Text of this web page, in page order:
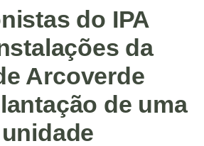
do IPA
da
Arcoverde
de uma